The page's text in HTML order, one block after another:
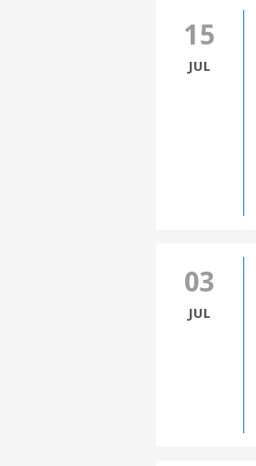
15
JUL
03
JUL